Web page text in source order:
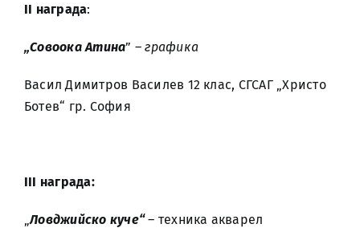
II награда:
„Совоока Атина” –графика
Васил Димитров Василев 12 клас, СГСАГ „Христо
Ботев“ гр. София
III награда:
„Ловджийско куче“– техника акварел